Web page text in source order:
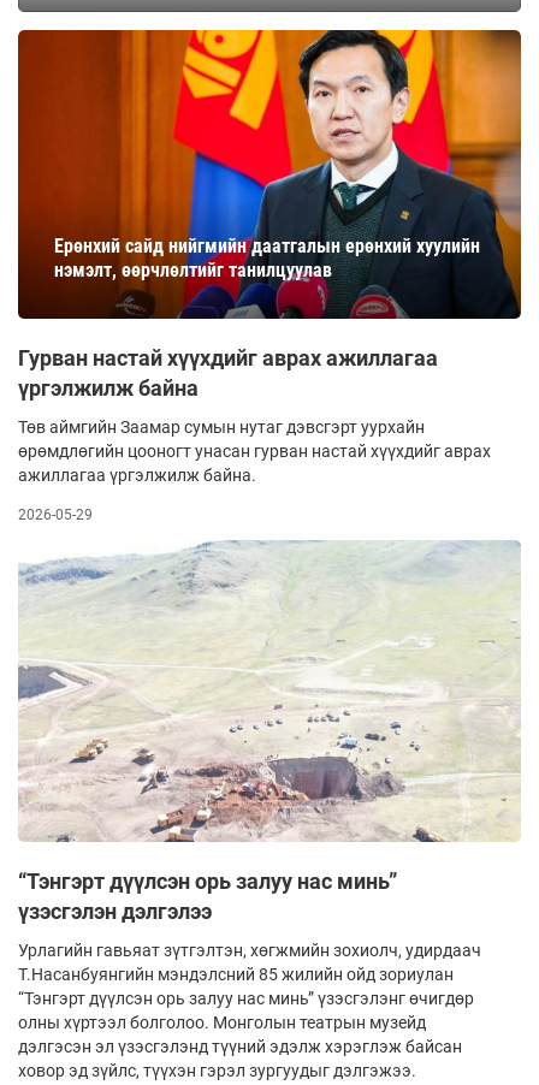
Ерөнхий сайд нийгмийн даатгалын ерөнхий хуулийн
нэмэлт, өөрчлөлтийг танилцуулав
Гурван настай хүүхдийг аврах ажиллагаа
үргэлжилж байна
Төв аймгийн Заамар сумын нутаг дэвсгэрт уурхайн
өрөмдлөгийн цооногт унасан гурван настай хүүхдийг аврах
ажиллагаа үргэлжилж байна.
2026-05-29
“Тэнгэрт дүүлсэн орь залуу нас минь”
үзэсгэлэн дэлгэлээ
Урлагийн гавьяат зүтгэлтэн, хөгжмийн зохиолч, удирдаач
Т.Насанбуянгийн мэндэлсний 85 жилийн ойд зориулан
“Тэнгэрт дүүлсэн орь залуу нас минь” үзэсгэлэнг өчигдөр
олны хүртээл болголоо. Монголын театрын музейд
дэлгэсэн эл үзэсгэлэнд түүний эдэлж хэрэглэж байсан
ховор эд зүйлс, түүхэн гэрэл зургуудыг дэлгэжээ.